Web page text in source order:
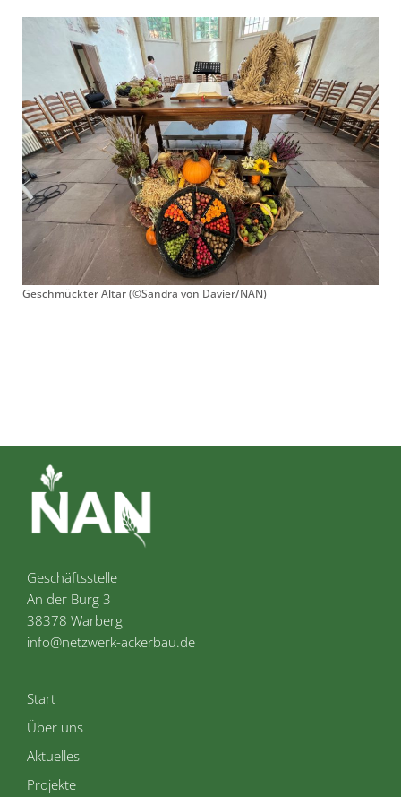
Geschmückter Altar (©Sandra von Davier/NAN)
Geschäftsstelle
An der Burg 3
38378 Warberg
info@netzwerk-ackerbau.de
Start
Über uns
Aktuelles
Projekte